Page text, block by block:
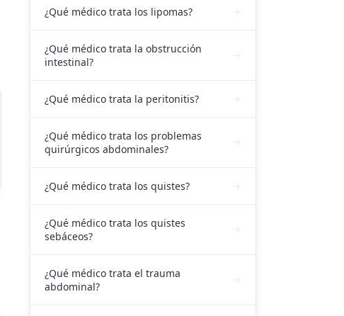
¿Qué médico trata los lipomas?
¿Qué médico trata la obstrucción
intestinal?
¿Qué médico trata la peritonitis?
¿Qué médico trata los problemas
quirúrgicos abdominales?
¿Qué médico trata los quistes?
¿Qué médico trata los quistes
sebáceos?
¿Qué médico trata el trauma
abdominal?